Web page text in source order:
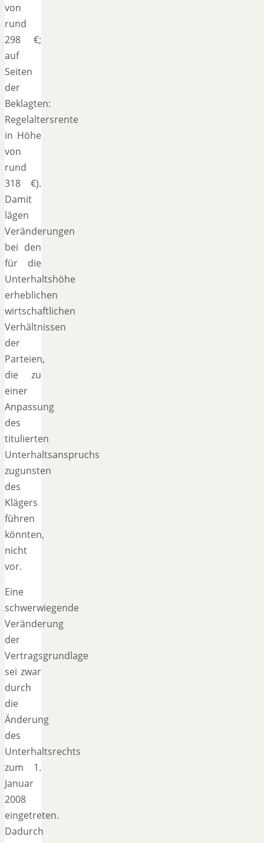
von
rund
298 €;
auf
Seiten
der
Beklagten:
Regelaltersrente
in Höhe
von
rund
318 €).
Damit
lägen
Veränderungen
bei den
für die
Unterhaltshöhe
erheblichen
wirtschaftlichen
Verhältnissen
der
Parteien,
die zu
einer
Anpassung
des
titulierten
Unterhaltsanspruchs
zugunsten
des
Klägers
führen
könnten,
nicht
vor.
Eine
schwerwiegende
Veränderung
der
Vertragsgrundlage
sei zwar
durch
die
Änderung
des
Unterhaltsrechts
zum 1.
Januar
2008
eingetreten.
Dadurch